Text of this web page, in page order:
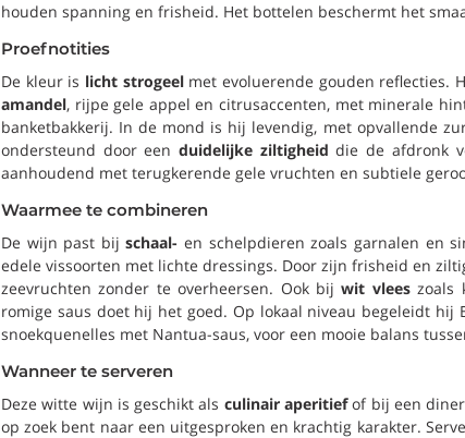
houden spanning en frisheid. Het bottelen beschermt het
Proefnotities
De kleur is licht strogeelmet evoluerende gouden reflecties.
amandel, rijpe gele appel en citrusaccenten, met minerale
banketbakkerij. In de mond is hij levendig, met opvallende
ondersteund door eenduidelijke ziltigheid die de afdronk
aanhoudend met terugkerende gele vruchten en subtiele
Waarmee te combineren
De wijn past bijschaal- en schelpdieren zoals garnalen en
edele vissoorten met lichte dressings. Door zijn frisheid en
zeevruchten zonder te overheersen. Ook bijwit vleeszoals
romige saus doet hij het goed. Op lokaal niveau begeleidt hij
snoekquenelles met Nantua-saus, voor een mooie balans
Wanneer te serveren
Deze witte wijn is geschikt als culinair aperitiefof bij een diner
op zoek bent naar een uitgesproken en krachtig karakter.